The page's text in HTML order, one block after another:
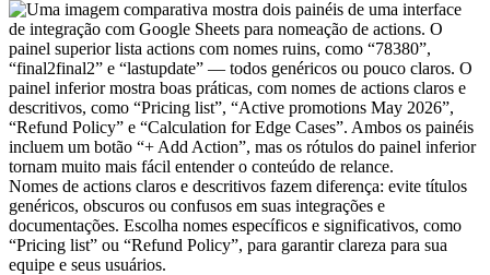
Nomes de actions claros e descritivos fazem diferença: evite títulos
genéricos, obscuros ou confusos em suas integrações e
documentações. Escolha nomes específicos e significativos, como
“Pricing list” ou “Refund Policy”, para garantir clareza para sua
equipe e seus usuários.